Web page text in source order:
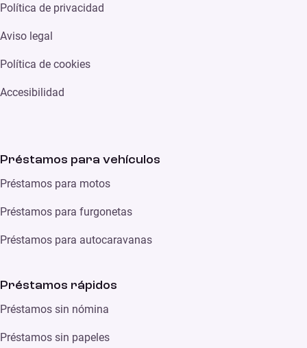
Política de privacidad
Aviso legal
Política de cookies
Accesibilidad
Préstamos para vehículos
Préstamos para motos
Préstamos para furgonetas
Préstamos para autocaravanas
Préstamos rápidos
Préstamos sin nómina
Préstamos sin papeles